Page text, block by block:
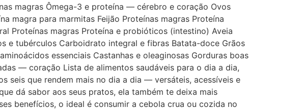
magras Ômega-3 e proteína — cérebro e coração Ovos
magra para marmitas Feijão Proteínas magras Proteína
Proteínas magras Proteína e probióticos (intestino) Aveia
e tubérculos Carboidrato integral e fibras Batata-doce Grãos
essenciais Castanhas e oleaginosas Gorduras boas
— coração Lista de alimentos saudáveis para o dia a dia,
seis que rendem mais no dia a dia — versáteis, acessíveis e
dá sabor aos seus pratos, ela também te deixa mais
benefícios, o ideal é consumir a cebola crua ou cozida no